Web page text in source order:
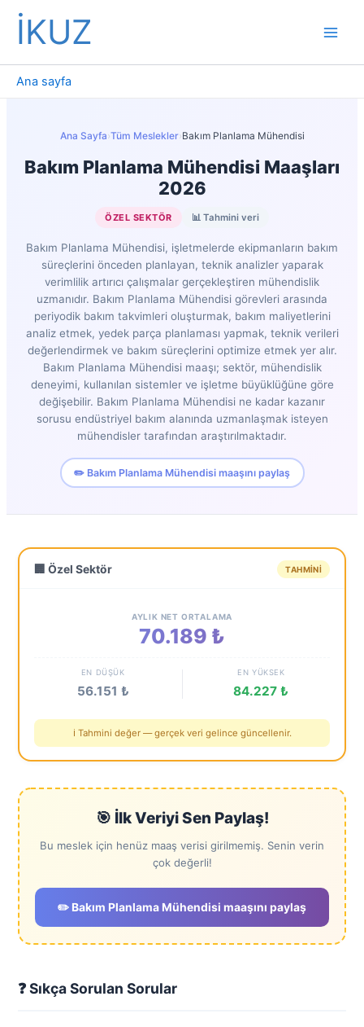
İçeriğe
İKUZ
Ana sayfa
Ana Sayfa›Tüm Meslekler›Bakım Planlama Mühendisi
Bakım Planlama Mühendisi Maaşları
2026
ÖZEL SEKTÖR 📊 Tahmini veri
Bakım Planlama Mühendisi, işletmelerde ekipmanların bakım
süreçlerini önceden planlayan, teknik analizler yaparak
verimlilik artırıcı çalışmalar gerçekleştiren mühendislik
uzmanıdır. Bakım Planlama Mühendisi görevleri arasında
periyodik bakım takvimleri oluşturmak, bakım maliyetlerini
analiz etmek, yedek parça planlaması yapmak, teknik verileri
değerlendirmek ve bakım süreçlerini optimize etmek yer alır.
Bakım Planlama Mühendisi maaşı; sektör, mühendislik
deneyimi, kullanılan sistemler ve işletme büyüklüğüne göre
değişebilir. Bakım Planlama Mühendisi ne kadar kazanır
sorusu endüstriyel bakım alanında uzmanlaşmak isteyen
mühendisler tarafından araştırılmaktadır.
✏️ Bakım Planlama Mühendisi maaşını paylaş
🏢 Özel Sektör TAHMINI
AYLIK NET ORTALAMA
70.189 ₺
EN DÜŞÜK
56.151 ₺
EN YÜKSEK
84.227 ₺
ℹ️ Tahmini değer — gerçek veri gelince güncellenir.
🎯 İlk Veriyi Sen Paylaş!
Bu meslek için henüz maaş verisi girilmemiş. Senin verin
çok değerli!
✏️ Bakım Planlama Mühendisi maaşını paylaş
❓ Sıkça Sorulan Sorular